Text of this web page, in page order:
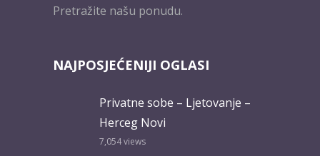
Pretražite našu ponudu.
NAJPOSJEĆENIJI OGLASI
Privatne sobe – Ljetovanje –
Herceg Novi
7,054views